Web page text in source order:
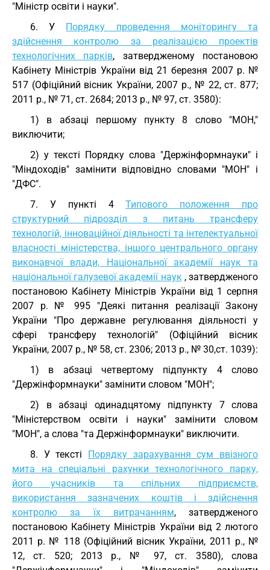
"Міністр освіти і науки".
6. У Порядку проведення моніторингу та
здійснення контролю за реалізацією проектів
технологічних парків, затвердженому постановою
Кабінету Міністрів України від 21 березня 2007 р. №
517 (Офіційний вісник України, 2007 р., № 22, ст. 877;
2011 р., № 71, ст. 2684; 2013 р., № 97, ст. 3580):
1) в абзаці першому пункту 8 слово "МОН,"
виключити;
2) у тексті Порядку слова "Держінформнауки" і
"Міндоходів" замінити відповідно словами "МОН" і
"ДФС".
7. У пункті 4Типового положення про
структурний підрозділ з питань трансферу
технологій, інноваційної діяльності та інтелектуальної
власності міністерства, іншого центрального органу
виконавчої влади, Національної академії наук та
національної галузевої академії наук, затвердженого
постановою Кабінету Міністрів України від 1 серпня
2007 р. № 995 "Деякі питання реалізації Закону
України "Про державне регулювання діяльності у
сфері трансферу технологій" (Офіційний вісник
України, 2007 р., № 58, ст. 2306; 2013 р., № 30,ст. 1039):
1) в абзаці четвертому підпункту 4 слово
"Держінформнауки" замінити словом "МОН";
2) в абзаці одинадцятому підпункту 7 слова
"Міністерством освіти і науки" замінити словом
"МОН", а слова "та Держінформнауки" виключити.
8. У тексті Порядку зарахування сум ввізного
мита на спеціальні рахунки технологічного парку,
його учасників та спільних підприємств,
використання зазначених коштів і здійснення
контролю за їх витрачанням, затвердженого
постановою Кабінету Міністрів України від 2 лютого
2011 р. № 118 (Офіційний вісник України, 2011 р., №
12, ст. 520; 2013 р., № 97, ст. 3580), слова